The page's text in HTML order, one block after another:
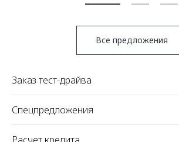
Все предложения
Заказ тест-драйва
Спецпредложения